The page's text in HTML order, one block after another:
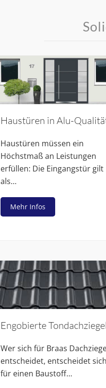
Haustüren in Alu-
Haustüren müssen ein
Höchstmaß an Leistungen
erfüllen: Die Eingangstür gilt
als…
Mehr Infos
Engobierte Tondachziegel
Wer sich für Braas
entscheidet, entscheidet sich
für einen Baustoff…